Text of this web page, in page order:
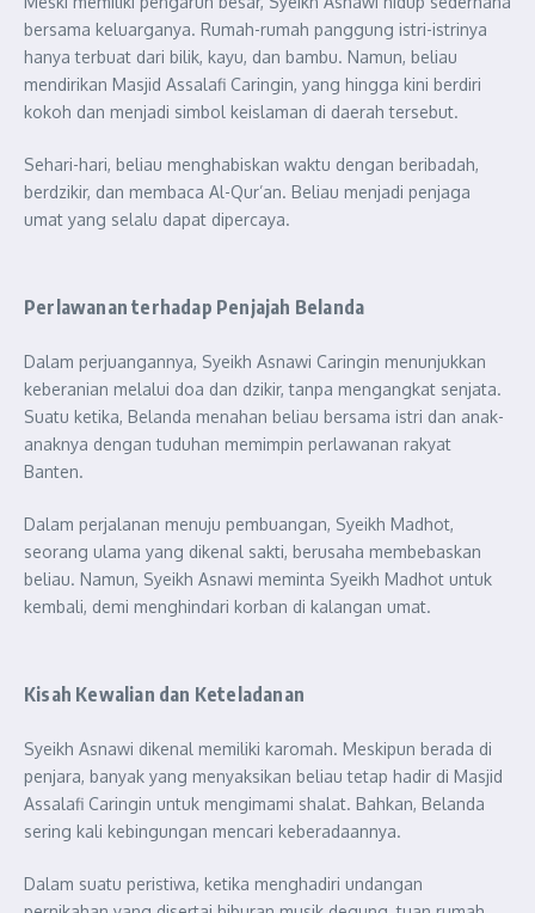
bersama keluarganya. Rumah-rumah panggung istri-istrinya
hanya terbuat dari bilik, kayu, dan bambu. Namun, beliau
mendirikan Masjid Assalafi Caringin, yang hingga kini berdiri
kokoh dan menjadi simbol keislaman di daerah tersebut.
Sehari-hari, beliau menghabiskan waktu dengan beribadah,
berdzikir, dan membaca Al-Qur’an. Beliau menjadi penjaga
umat yang selalu dapat dipercaya.
Perlawanan terhadap Penjajah Belanda
Dalam perjuangannya, Syeikh Asnawi Caringin menunjukkan
keberanian melalui doa dan dzikir, tanpa mengangkat senjata.
Suatu ketika, Belanda menahan beliau bersama istri dan anak-
anaknya dengan tuduhan memimpin perlawanan rakyat
Banten.
Dalam perjalanan menuju pembuangan, Syeikh Madhot,
seorang ulama yang dikenal sakti, berusaha membebaskan
beliau. Namun, Syeikh Asnawi meminta Syeikh Madhot untuk
kembali, demi menghindari korban di kalangan umat.
Kisah Kewalian dan Keteladanan
Syeikh Asnawi dikenal memiliki karomah. Meskipun berada di
penjara, banyak yang menyaksikan beliau tetap hadir di Masjid
Assalafi Caringin untuk mengimami shalat. Bahkan, Belanda
sering kali kebingungan mencari keberadaannya.
Dalam suatu peristiwa, ketika menghadiri undangan